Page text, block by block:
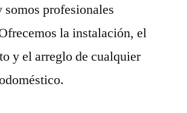
somos profesionales
la instalación, el
y el arreglo de cualquier